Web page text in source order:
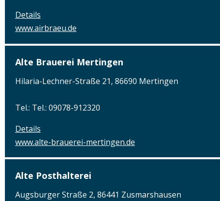
Details
www.airbraeu.de
Alte Brauerei Mertingen
Hilaria-Lechner-Straße 21, 86690 Mertingen
Tel.: Tel.: 09078-912320
Details
www.alte-brauerei-mertingen.de
Alte Posthalterei
Augsburger Straße 2, 86441 Zusmarshausen